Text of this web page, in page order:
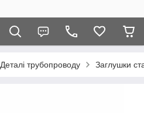
Деталі трубопроводу Заглушки